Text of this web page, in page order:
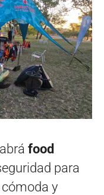
food
para
y